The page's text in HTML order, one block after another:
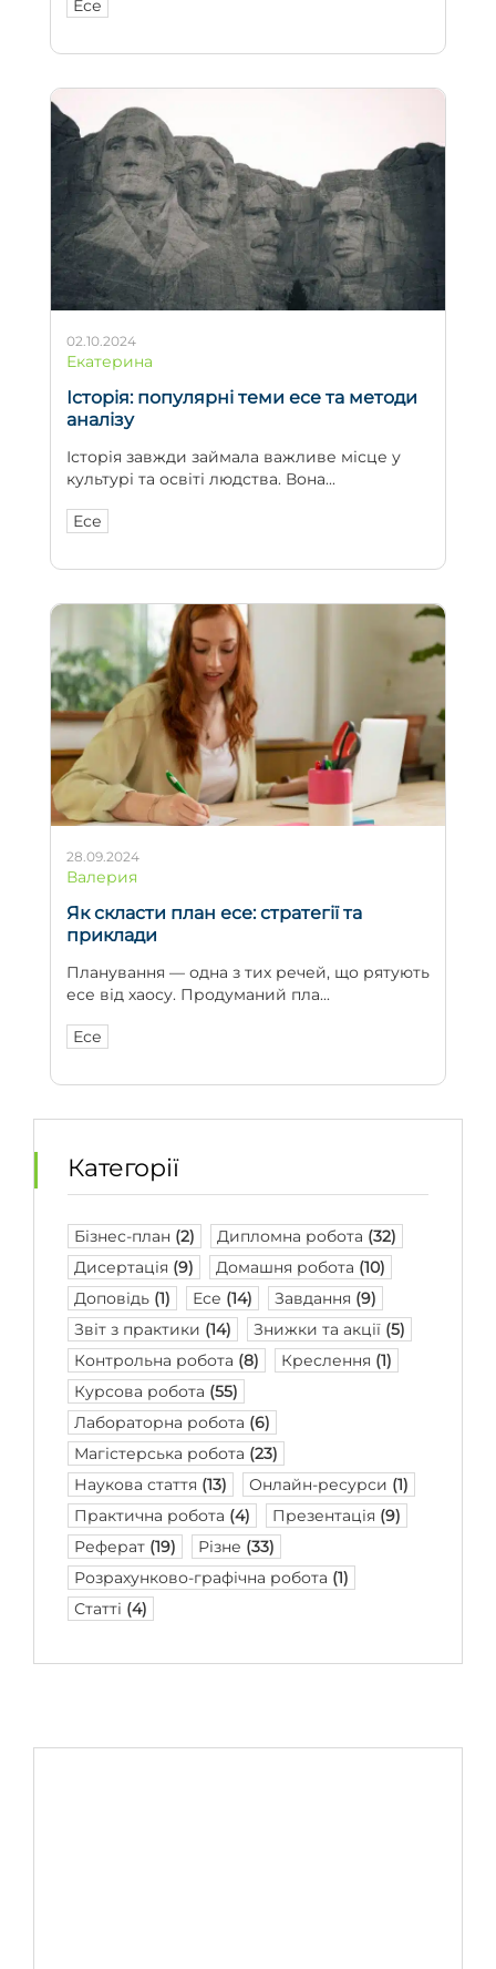
Есе
02.10.2024
Екатерина
Історія: популярні теми есе та методи
аналізу
Історія завжди займала важливе місце у
культурі та освіті людства. Вона...
Есе
28.09.2024
Валерия
Як скласти план есе: стратегії та
приклади
Планування — одна з тих речей, що рятують
есе від хаосу. Продуманий пла...
Есе
Категорії
Бізнес-план (2) Дипломна робота (32)
Дисертація (9) Домашня робота (10)
Доповідь (1) Есе (14) Завдання (9)
Звіт з практики (14) Знижки та акції (5)
Контрольна робота (8) Креслення (1)
Курсова робота (55)
Лабораторна робота (6)
Магістерська робота (23)
Наукова стаття (13) Онлайн-ресурси (1)
Практична робота (4) Презентація (9)
Реферат (19) Різне (33)
Розрахунково-графічна робота (1)
Статті (4)